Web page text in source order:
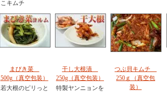
こキムチ
まびき菜
500g（真空包装）
若大根のピリっと
干し大根漬
250g（真空包装）
特製ヤンニョンを
つぶ貝キムチ
250ｇ（真空包
装）